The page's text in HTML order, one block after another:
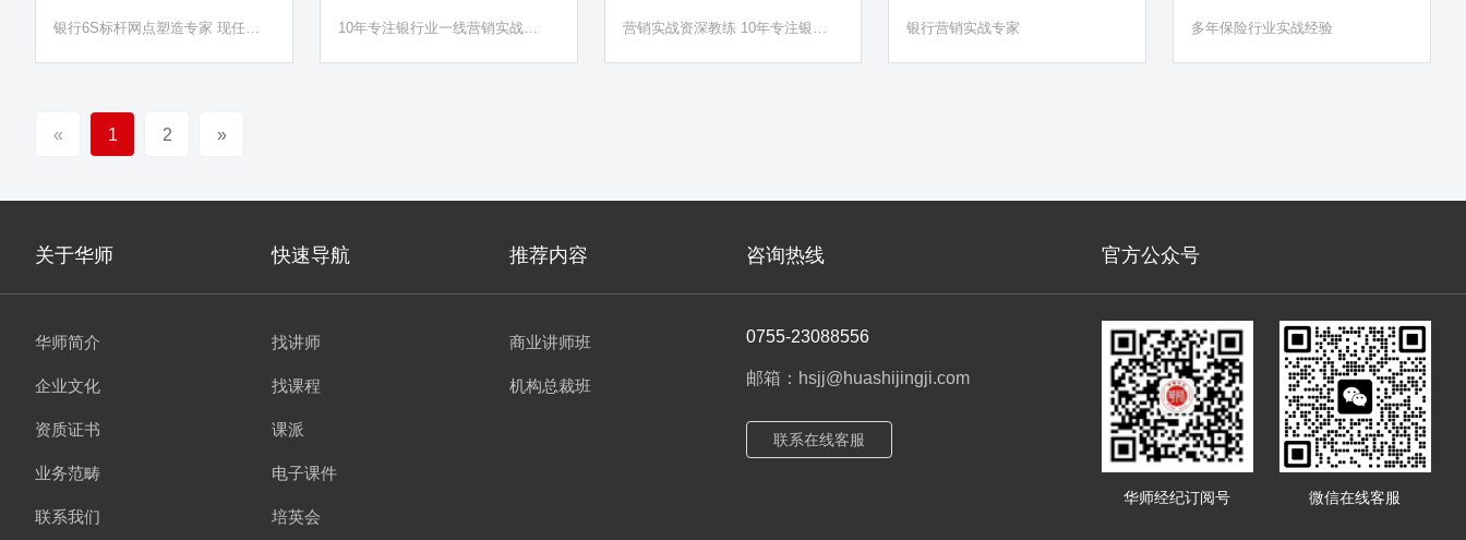
银行6S标杆网点塑造专家 现任某
咨询公司咨询顾问 三年银行培训
10年专注银行业一线营销实战训
练 6000余小时 累计课堂授课及辅
营销实战资深教练 10年专注银行
营销实战训练 7000余小时
银行营销实战专家 多年保险行业实战经验
« 1 2 »
关于华师 快速导航 推荐内容 咨询热线 官方公众号
华师简介
企业文化
资质证书
业务范畴
联系我们
找讲师
找课程
课派
电子课件
培英会
商业讲师班
机构总裁班
0755-23088556
邮箱：hsjj@huashijingji.com
联系在线客服
华师经纪订阅号 微信在线客服